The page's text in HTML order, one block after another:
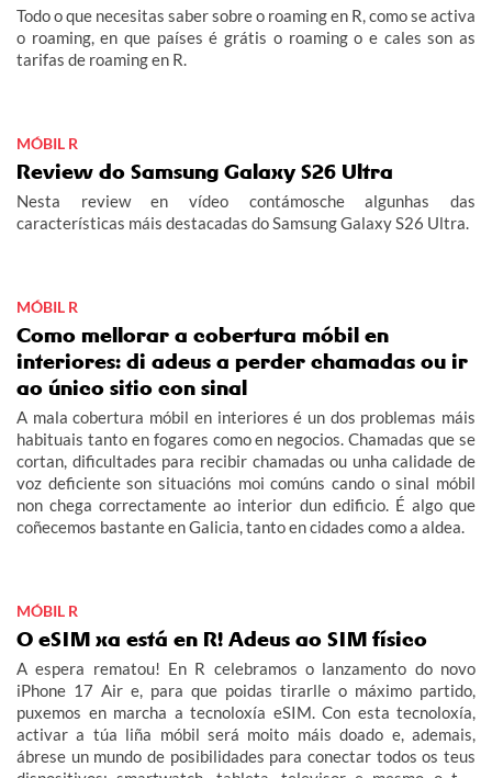
Todo o que necesitas saber sobre o roaming en R, como se activa
o roaming, en que países é grátis o roaming o e cales son as
tarifas de roaming en R.
MÓBIL R
Review do Samsung Galaxy S26 Ultra
Nesta review en vídeo contámosche algunhas das
características máis destacadas do Samsung Galaxy S26 Ultra.
MÓBIL R
Como mellorar a cobertura móbil en
interiores: di adeus a perder chamadas ou ir
ao único sitio con sinal
A mala cobertura móbil en interiores é un dos problemas máis
habituais tanto en fogares como en negocios. Chamadas que se
cortan, dificultades para recibir chamadas ou unha calidade de
voz deficiente son situacións moi comúns cando o sinal móbil
non chega correctamente ao interior dun edificio. É algo que
coñecemos bastante en Galicia, tanto en cidades como a aldea.
MÓBIL R
O eSIM xa está en R! Adeus ao SIM físico
A espera rematou! En R celebramos o lanzamento do novo
iPhone 17 Air e, para que poidas tirarlle o máximo partido,
puxemos en marcha a tecnoloxía eSIM. Con esta tecnoloxía,
activar a túa liña móbil será moito máis doado e, ademais,
ábrese un mundo de posibilidades para conectar todos os teus